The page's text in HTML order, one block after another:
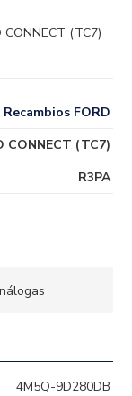
CONNECT (TC7)
Recambios FORD
CONNECT (TC7)
R3PA
4M5Q-9D280DB